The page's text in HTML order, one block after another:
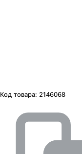
Код товара: 2146068